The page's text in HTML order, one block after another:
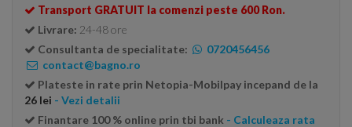
Transport GRATUIT la comenzi peste 600 Ron.
Livrare: 24-48 ore
Consultanta de specialitate:
0720456456
contact@bagno.ro
Plateste in rate prin Netopia-Mobilpay incepand de la
26 lei - Vezi detalii
Finantare 100 % online prin tbi bank - Calculeaza rata